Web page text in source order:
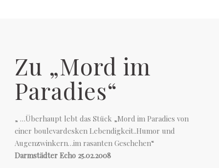
Zu „Mord im
Paradies“
„ …Überhaupt lebt das Stück „Mord im Paradies von
einer boulevardesken Lebendigkeit..Humor und
Augenzwinkern…im rasanten Geschehen“
Darmstädter Echo 25.02.2008